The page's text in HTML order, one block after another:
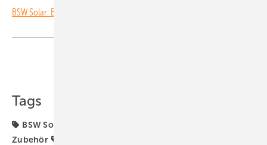
BSW Solar: EEG-Novelle verstößt gegen Europarecht
Tags
BSW Solar
Zubehör